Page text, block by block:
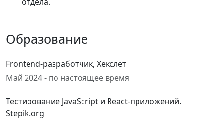
Образование
Frontend-разработчик, Хекслет
Май 2024 - по настоящее время
Тестирование JavaScript и React-приложений.
Stepik.org